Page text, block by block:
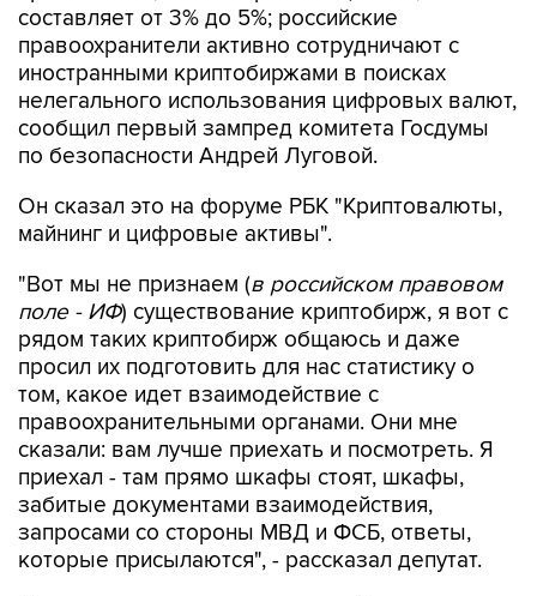
составляет от 3% до 5%; российские
правоохранители активно сотрудничают с
иностранными криптобиржами в поисках
нелегального использования цифровых валют,
сообщил первый зампред комитета Госдумы
по безопасности Андрей Луговой.
Он сказал это на форуме РБК "Криптовалюты,
майнинг и цифровые активы".
"Вот мы не признаем (в российском правовом
поле - ИФ) существование криптобирж, я вот с
рядом таких криптобирж общаюсь и даже
просил их подготовить для нас статистику о
том, какое идет взаимодействие с
правоохранительными органами. Они мне
сказали: вам лучше приехать и посмотреть. Я
приехал - там прямо шкафы стоят, шкафы,
забитые документами взаимодействия,
запросами со стороны МВД и ФСБ, ответы,
которые присылаются", - рассказал депутат.